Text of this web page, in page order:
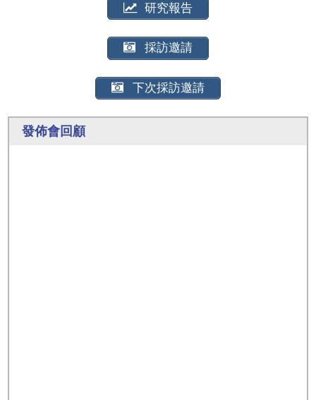
研究報告
採訪邀請
下次採訪邀請
發佈會回顧